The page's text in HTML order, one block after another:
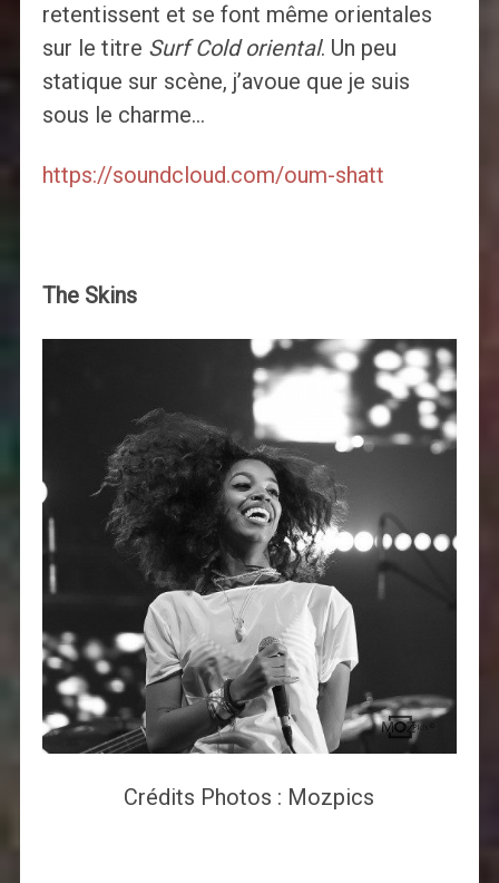
retentissent et se font même orientales
sur le titre Surf Cold oriental. Un peu
statique sur scène, j’avoue que je suis
sous le charme…
https://soundcloud.com/oum-shatt
The Skins
Crédits Photos : Mozpics